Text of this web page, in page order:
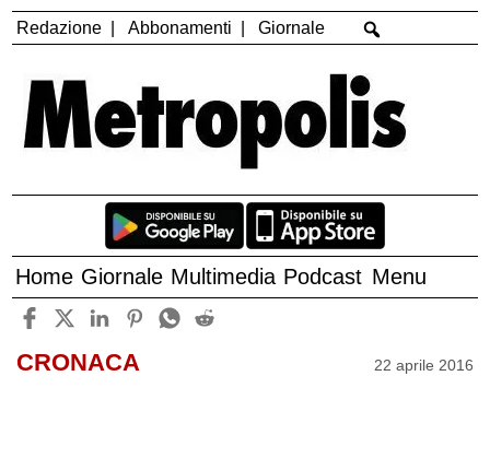
Redazione Abbonamenti Giornale
Home Giornale Multimedia Podcast Menu
CRONACA 22 aprile 2016